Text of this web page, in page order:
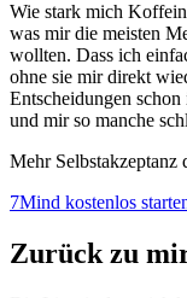
Wie stark mich
was mir die meisten
wollten. Dass ich
ohne sie mir direkt
Entscheidungen
und mir so manche
Mehr Selbstakzeptanz
7Mind kostenlos
Zurück zu